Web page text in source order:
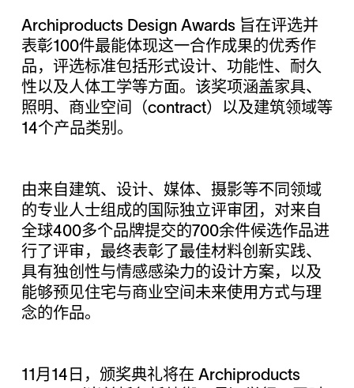
Archiproducts Design Awards 旨在评选并
表彰100件最能体现这一合作成果的优秀作
品，评选标准包括形式设计、功能性、耐久
性以及人体工学等方面。该奖项涵盖家具、
照明、商业空间（contract）以及建筑领域等
14个产品类别。
由来自建筑、设计、媒体、摄影等不同领域
的专业人士组成的国际独立评审团，对来自
全球400多个品牌提交的700余件候选作品进
行了评审，最终表彰了最佳材料创新实践、
具有独创性与情感感染力的设计方案，以及
能够预见住宅与商业空间未来使用方式与理
念的作品。
11月14日，颁奖典礼将在 Archiproducts